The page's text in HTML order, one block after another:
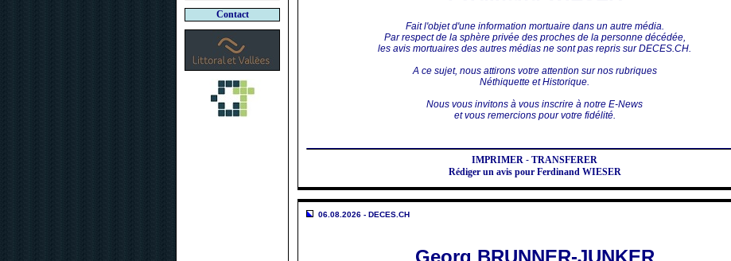
Contact
Fait l'objet d'une information mortuaire dans un autre média.
Par respect de la sphère privée des proches de la personne décédée,
les avis mortuaires des autres médias ne sont pas repris sur DECES.CH.
A ce sujet, nous attirons votre attention sur nos rubriques
Néthiquette et Historique.
Nous vous invitons à vous inscrire à notre E-News
et vous remercions pour votre fidélité.
IMPRIMER - TRANSFERER
Rédiger un avis pour Ferdinand WIESER
06.08.2026 - DECES.CH
Georg BRUNNER-JUNKER